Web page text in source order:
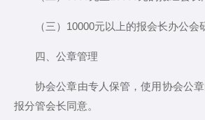
（三）10000元以上的报会长办公会
四、公章管理
协会公章由专人保管，使用协会公
报分管会长同意。